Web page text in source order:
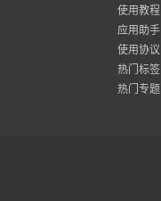
使用教程
应用助手
使用协议
热门标签
热门专题